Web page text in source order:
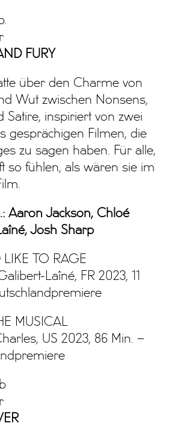
FURY
über den Charme von
Wut zwischen Nonsens,
Satire, inspiriert von zwei
gesprächigen Filmen, die
zu sagen haben. Für alle,
so fühlen, als wären sie im
Aaron Jackson, Chloé
Josh Sharp
LIKE TO RAGE
Laîné, FR 2023, 11
MUSICAL
US 2023, 86 Min. –